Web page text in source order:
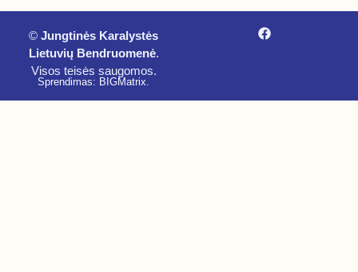
© Jungtinės Karalystės
Lietuvių Bendruomenė.
Visos teisės saugomos.
Sprendimas: BIGMatrix.